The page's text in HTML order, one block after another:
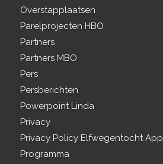
Overstapplaatsen
Parelprojecten HBO
Partners
Partners MBO
Pers
Persberichten
Powerpoint Linda
Privacy
Privacy Policy Elfwegentocht App
Programma